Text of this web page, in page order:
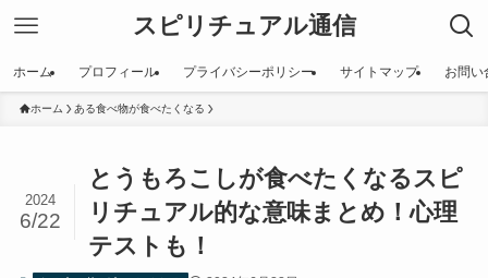
スピリチュアル通信
ホーム プロフィール プライバシーポリシー サイトマップ お問い
ホーム ある食べ物が食べたくなる
とうもろこしが食べたくなるスピ
リチュアル的な意味まとめ！心理
テストも！
2024
6/22